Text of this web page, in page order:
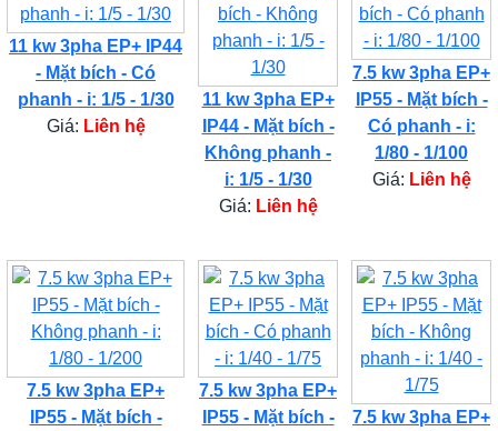
11 kw 3pha EP+ IP44
- Mặt bích - Có
phanh - i: 1/5 - 1/30
Giá: Liên hệ
11 kw 3pha EP+
IP44 - Mặt bích -
Không phanh -
i: 1/5 - 1/30
Giá: Liên hệ
7.5 kw 3pha EP+
IP55 - Mặt bích -
Có phanh - i:
1/80 - 1/100
Giá: Liên hệ
7.5 kw 3pha EP+
IP55 - Mặt bích -
7.5 kw 3pha EP+
IP55 - Mặt bích -
7.5 kw 3pha EP+